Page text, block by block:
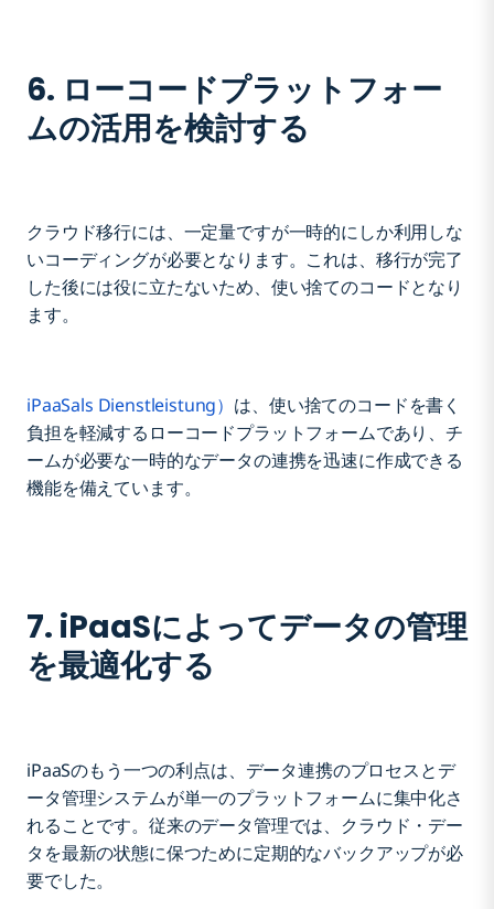
6. ローコードプラットフォー
ムの活用を検討する
クラウド移行には、一定量ですが一時的にしか利用しな
いコーディングが必要となります。これは、移行が完了
した後には役に立たないため、使い捨てのコードとなり
ます。
iPaaSals Dienstleistung） は、使い捨てのコードを書く
負担を軽減するローコードプラットフォームであり、チ
ームが必要な一時的なデータの連携を迅速に作成できる
機能を備えています。
7. iPaaSによってデータの管理
を最適化する
iPaaSのもう一つの利点は、データ連携のプロセスとデ
ータ管理システムが単一のプラットフォームに集中化さ
れることです。従来のデータ管理では、クラウド・デー
タを最新の状態に保つために定期的なバックアップが必
要でした。